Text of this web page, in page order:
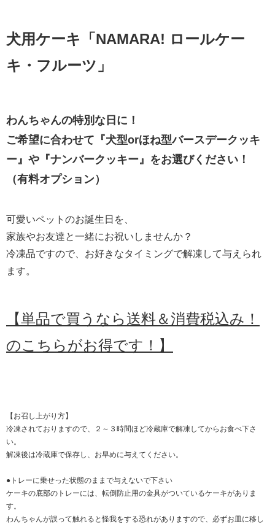
犬用ケーキ「NAMARA! ロールケー
キ・フルーツ」
わんちゃんの特別な日に！
ご希望に合わせて『犬型orほね型バースデークッキ
ー』や『ナンバークッキー』をお選びください！
（有料オプション）
可愛いペットのお誕生日を、
家族やお友達と一緒にお祝いしませんか？
冷凍品ですので、お好きなタイミングで解凍して与えられ
ます。
【単品で買うなら送料＆消費税込み！
のこちらがお得です！】
【お召し上がり方】
冷凍されておりますので、２～３時間ほど冷蔵庫で解凍してからお食べ下さ
い。
解凍後は冷蔵庫で保存し、お早めに与えてください。
●トレーに乗せった状態のままで与えないで下さい
ケーキの底部のトレーには、転倒防止用の金具がついているケーキがありま
す。
わんちゃんが誤って触れると怪我をする恐れがありますので、必ずお皿に移し